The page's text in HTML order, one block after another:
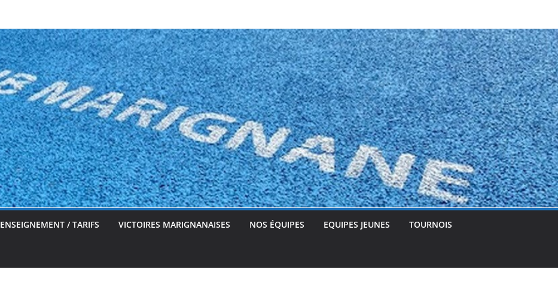
ENSEIGNEMENT / TARIFS VICTOIRES MARIGNANAISES NOS ÉQUIPES EQUIPES JEUNES TOURNOIS